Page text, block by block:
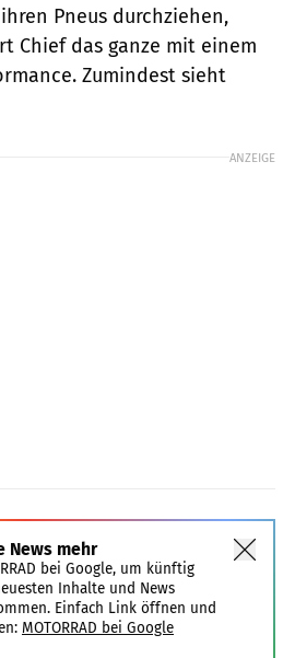
Pneus durchziehen,
Chief das ganze mit einem
Zumindest sieht
ANZEIGE
News mehr
bei Google, um künftig
Inhalte und News
Einfach Link öffnen und
MOTORRAD bei Google